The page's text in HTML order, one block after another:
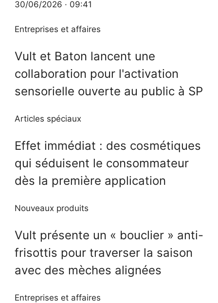
30/06/2026 · 09:41
Entreprises et affaires
Vult et Baton lancent une
collaboration pour l'activation
sensorielle ouverte au public à SP
Articles spéciaux
Effet immédiat : des cosmétiques
qui séduisent le consommateur
dès la première application
Nouveaux produits
Vult présente un « bouclier » anti-
frisottis pour traverser la saison
avec des mèches alignées
Entreprises et affaires